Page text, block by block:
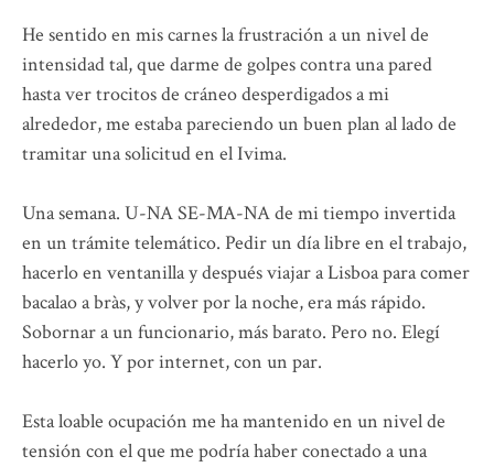
He sentido en mis carnes la frustración a un nivel de
intensidad tal, que darme de golpes contra una pared
hasta ver trocitos de cráneo desperdigados a mi
alrededor, me estaba pareciendo un buen plan al lado de
tramitar una solicitud en el Ivima.
Una semana. U-NA SE-MA-NA de mi tiempo invertida
en un trámite telemático. Pedir un día libre en el trabajo,
hacerlo en ventanilla y después viajar a Lisboa para comer
bacalao a bràs, y volver por la noche, era más rápido.
Sobornar a un funcionario, más barato. Pero no. Elegí
hacerlo yo. Y por internet, con un par.
Esta loable ocupación me ha mantenido en un nivel de
tensión con el que me podría haber conectado a una